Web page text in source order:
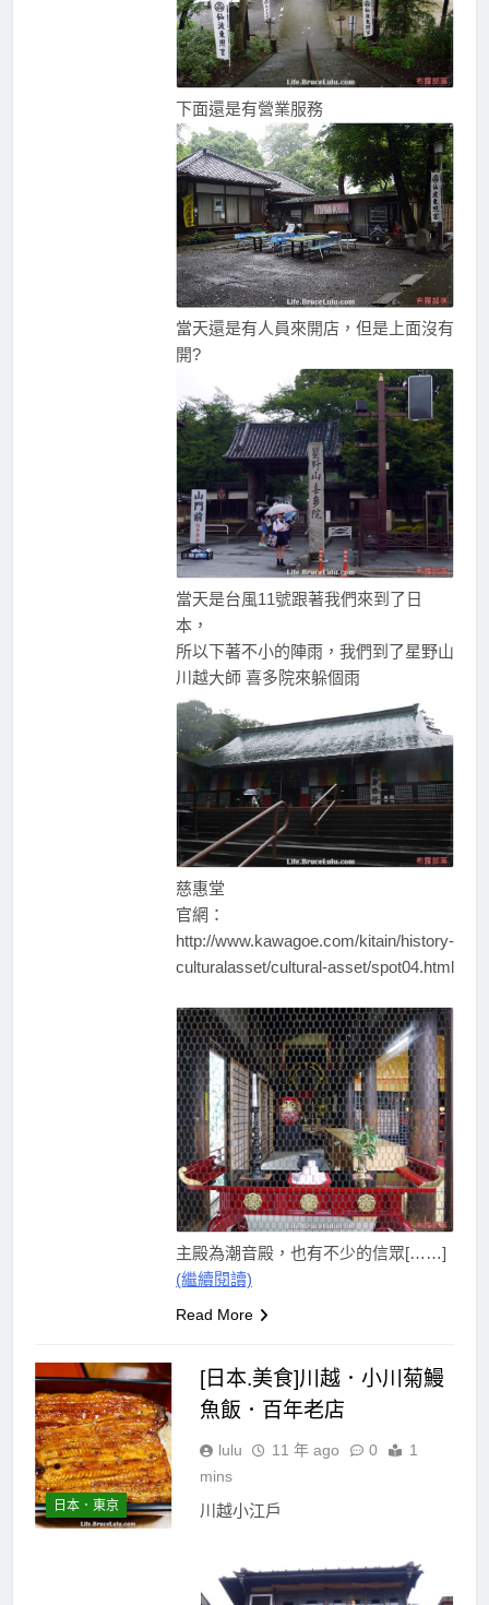
下面還是有營業服務
當天還是有人員來開店，但是上面沒有
開?
當天是台風11號跟著我們來到了日
本，
所以下著不小的陣雨，我們到了星野山
川越大師 喜多院來躲個雨
慈惠堂
官網：
http://www.kawagoe.com/kitain/history-
culturalasset/cultural-asset/spot04.html
主殿為潮音殿，也有不少的信眾[……]
(繼續閱讀)
Read More
日本．東京
[日本.美食]川越．小川菊鰻
魚飯．百年老店
lulu 11 年 ago 0
1
mins
川越小江戶